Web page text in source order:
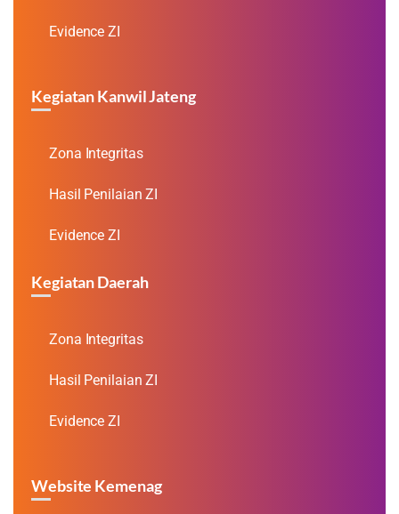
Evidence ZI
Kegiatan Kanwil Jateng
Zona Integritas
Hasil Penilaian ZI
Evidence ZI
Kegiatan Daerah
Zona Integritas
Hasil Penilaian ZI
Evidence ZI
Website Kemenag